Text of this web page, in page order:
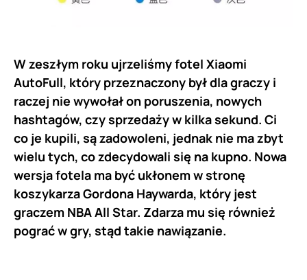
W zeszłym roku ujrzeliśmy fotel Xiaomi
AutoFull, który przeznaczony był dla graczy i
raczej nie wywołał on poruszenia, nowych
hashtagów, czy sprzedaży w kilka sekund. Ci
co je kupili, są zadowoleni, jednak nie ma zbyt
wielu tych, co zdecydowali się na kupno. Nowa
wersja fotela ma być ukłonem w stronę
koszykarza Gordona Haywarda, który jest
graczem NBA All Star. Zdarza mu się również
pograć w gry, stąd takie nawiązanie.